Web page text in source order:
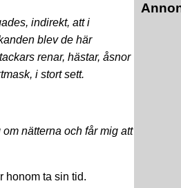
indirekt, att i
blev de här
renar, hästar, åsnor
i stort sett.
nätterna och får mig att
honom ta sin tid.